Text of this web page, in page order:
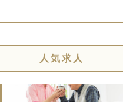
人気求人